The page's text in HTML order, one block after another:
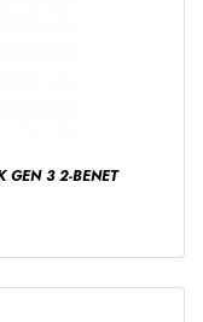
GEN 3 2-BENET